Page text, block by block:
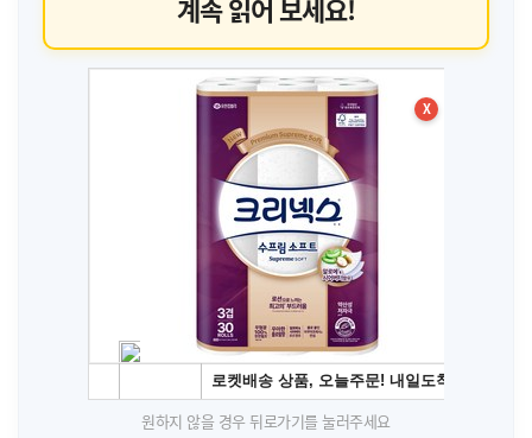
계속 읽어 보세요!
X
원하지 않을 경우 뒤로가기를 눌러주세요